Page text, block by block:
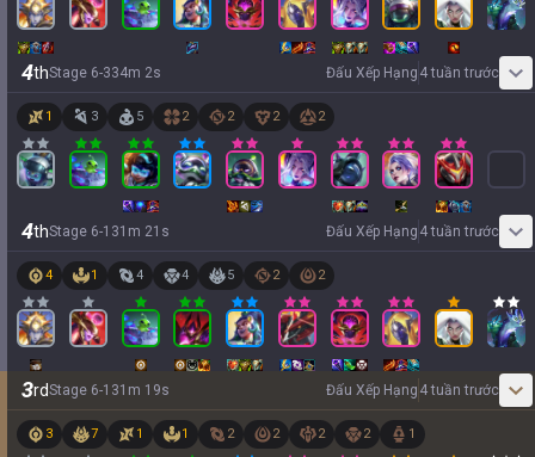
4thStage 6-334m 2s Đấu Xếp Hạng 4 tuần trước
1 3 5 2 2 2 2
4thStage 6-1 31 m 21 s Đấu Xếp Hạng 4 tuần trước
4 1 4 4 5 2 2
3rdStage 6-1 31 m 19s Đấu Xếp Hạng 4 tuần trước
3 7 1 1 2 2 2 2 1